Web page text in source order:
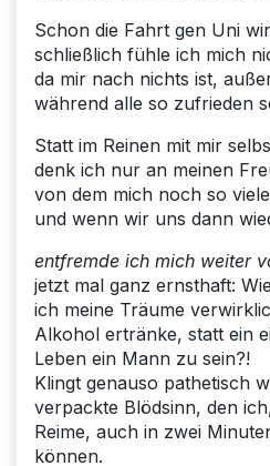
Schon die Fahrt gen Uni
schließlich fühle ich mich
da mir nach nichts ist,
während alle so zufrieden
Statt im Reinen mit mir
denk ich nur an meinen
von dem mich noch so
und wenn wir uns dann
entfremde ich mich weiter
jetzt mal ganz ernsthaft:
ich meine Träume
Alkohol ertränke, statt ein
Leben ein Mann zu sein?!
Klingt genauso pathetisch
verpackte Blödsinn, den
Reime, auch in zwei
können.